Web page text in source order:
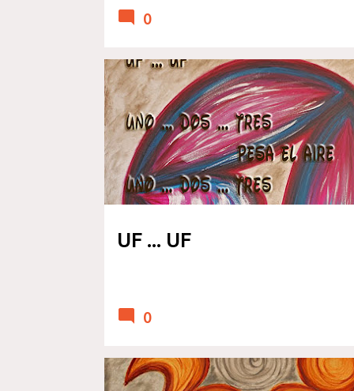
0
UF ... UF
RELATO Y POESIA
0
RELATO Y POESIA